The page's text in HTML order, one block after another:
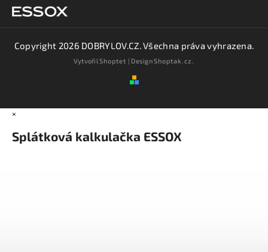
Copyright 2026 DOBRYLOV.CZ. Všechna práva vyhrazena.
VytvořilShoptet | DesignShoptak.cz.
×
Splátková kalkulačka ESSOX